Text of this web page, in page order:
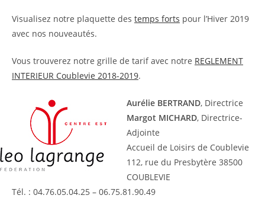
Visualisez notre plaquette des temps forts pour l’Hiver 2019
avec nos nouveautés.
Vous trouverez notre grille de tarif avec notre REGLEMENT
INTERIEUR Coublevie 2018-2019.
Aurélie BERTRAND, Directrice
Margot MICHARD, Directrice-
Adjointe
Accueil de Loisirs de Coublevie
112, rue du Presbytère 38500
COUBLEVIE
Tél. : 04.76.05.04.25 – 06.75.81.90.49